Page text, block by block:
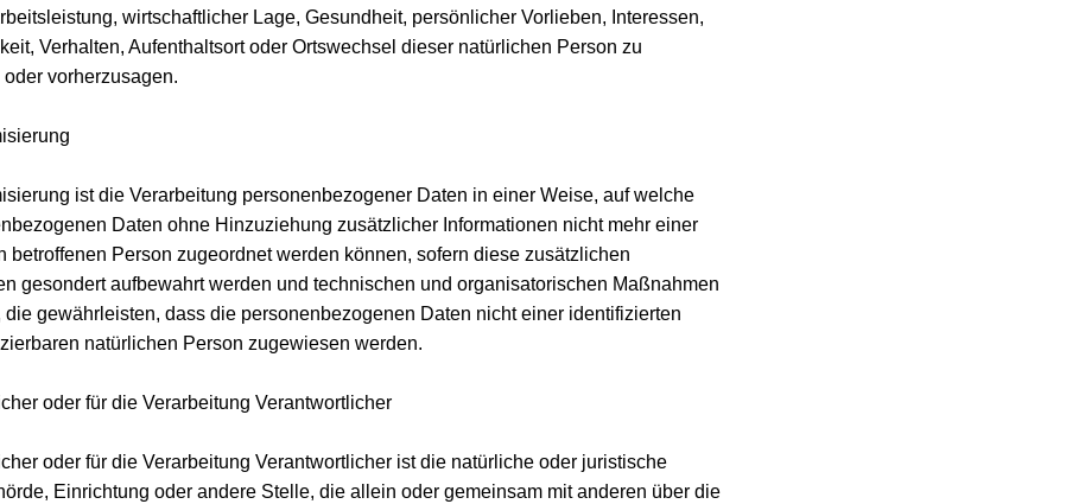
wirtschaftlicher Lage, Gesundheit, persönlicher Vorlieben, Interessen,
Verhalten, Aufenthaltsort oder Ortswechsel dieser natürlichen Person zu
vorherzusagen.
ist die Verarbeitung personenbezogener Daten in einer Weise, auf welche
Daten ohne Hinzuziehung zusätzlicher Informationen nicht mehr einer
betroffenen Person zugeordnet werden können, sofern diese zusätzlichen
gesondert aufbewahrt werden und technischen und organisatorischen Maßnahmen
die gewährleisten, dass die personenbezogenen Daten nicht einer identifizierten
natürlichen Person zugewiesen werden.
oder für die Verarbeitung Verantwortlicher
oder für die Verarbeitung Verantwortlicher ist die natürliche oder juristische
Einrichtung oder andere Stelle, die allein oder gemeinsam mit anderen über die